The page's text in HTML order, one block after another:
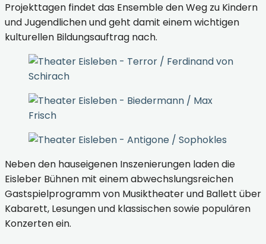
Projekttagen findet das Ensemble den Weg zu Kindern
und Jugendlichen und geht damit einem wichtigen
kulturellen Bildungsauftrag nach.
Neben den hauseigenen Inszenierungen laden die
Eisleber Bühnen mit einem abwechslungsreichen
Gastspielprogramm von Musiktheater und Ballett über
Kabarett, Lesungen und klassischen sowie populären
Konzerten ein.